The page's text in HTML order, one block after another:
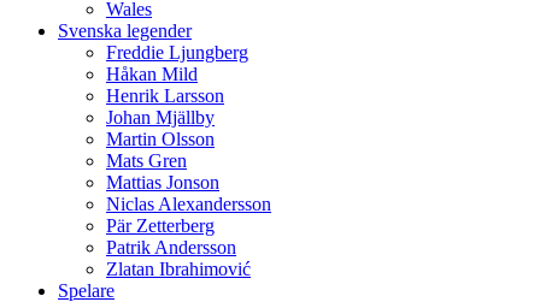
Wales
Svenska legender
Freddie Ljungberg
Håkan Mild
Henrik Larsson
Johan Mjällby
Martin Olsson
Mats Gren
Mattias Jonson
Niclas Alexandersson
Pär Zetterberg
Patrik Andersson
Zlatan Ibrahimović
Spelare